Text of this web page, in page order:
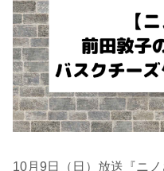
10月9日（日）放送『ニ